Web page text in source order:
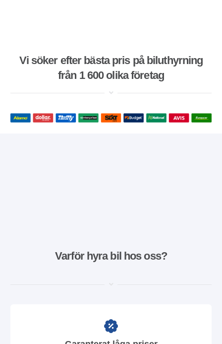
Vi söker efter bästa pris på biluthyrning
från 1 600 olika företag
Varför hyra bil hos oss?